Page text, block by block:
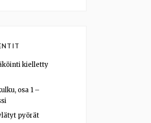
kielletty
osa 1 –
pyörät